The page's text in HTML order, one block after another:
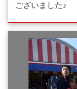
ございました♪